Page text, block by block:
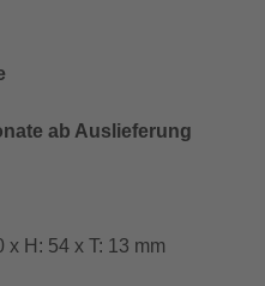
ab Auslieferung
x H: 54 x T: 13 mm